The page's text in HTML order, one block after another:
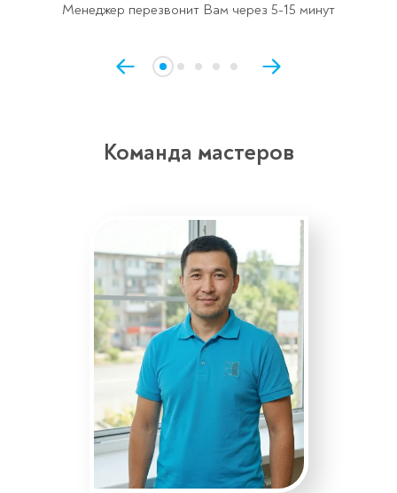
Менеджер перезвонит Вам через 5-15 минут
Команда мастеров